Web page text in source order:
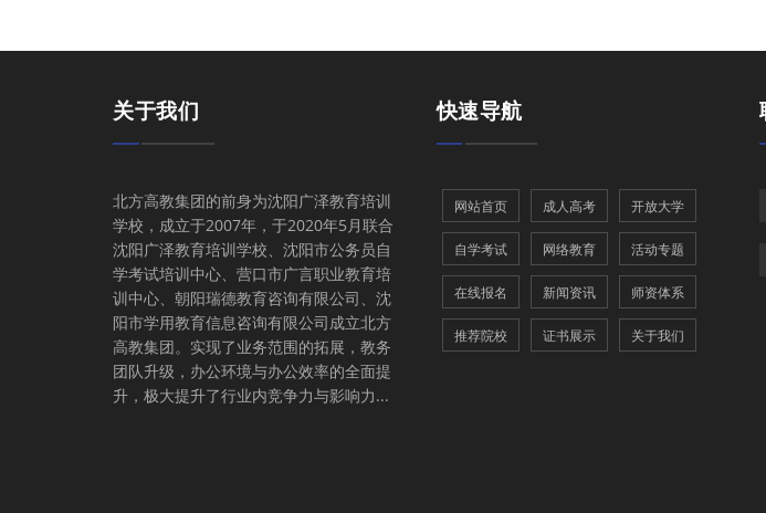
关于我们
北方高教集团的前身为沈阳广泽教育培训
学校，成立于2007年，于2020年5月联合
沈阳广泽教育培训学校、沈阳市公务员自
学考试培训中心、营口市广言职业教育培
训中心、朝阳瑞德教育咨询有限公司、沈
阳市学用教育信息咨询有限公司成立北方
高教集团。实现了业务范围的拓展，教务
团队升级，办公环境与办公效率的全面提
升，极大提升了行业内竞争力与影响力...
快速导航
网站首页 成人高考 开放大学
自学考试 网络教育 活动专题
在线报名 新闻资讯 师资体系
推荐院校 证书展示 关于我们